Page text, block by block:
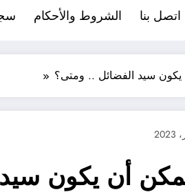
اتصل بنا الشروط والأحكام
سيد الفضائل .. ومتى؟
أن يكون